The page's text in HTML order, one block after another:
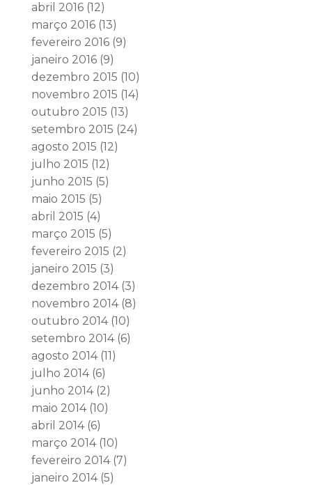
abril 2016(12)
março 2016(13)
fevereiro 2016(9)
janeiro 2016(9)
dezembro 2015 (10)
novembro 2015 (14)
outubro 2015 (13)
setembro 2015 (24)
agosto 2015 (12)
julho 2015 (12)
junho 2015 (5)
maio 2015 (5)
abril 2015 (4)
março 2015 (5)
fevereiro 2015 (2)
janeiro 2015 (3)
dezembro 2014(3)
novembro 2014(8)
outubro 2014(10)
setembro 2014(6)
agosto 2014(11)
julho 2014(6)
junho 2014(2)
maio 2014(10)
abril 2014(6)
março 2014(10)
fevereiro 2014(7)
janeiro 2014(5)